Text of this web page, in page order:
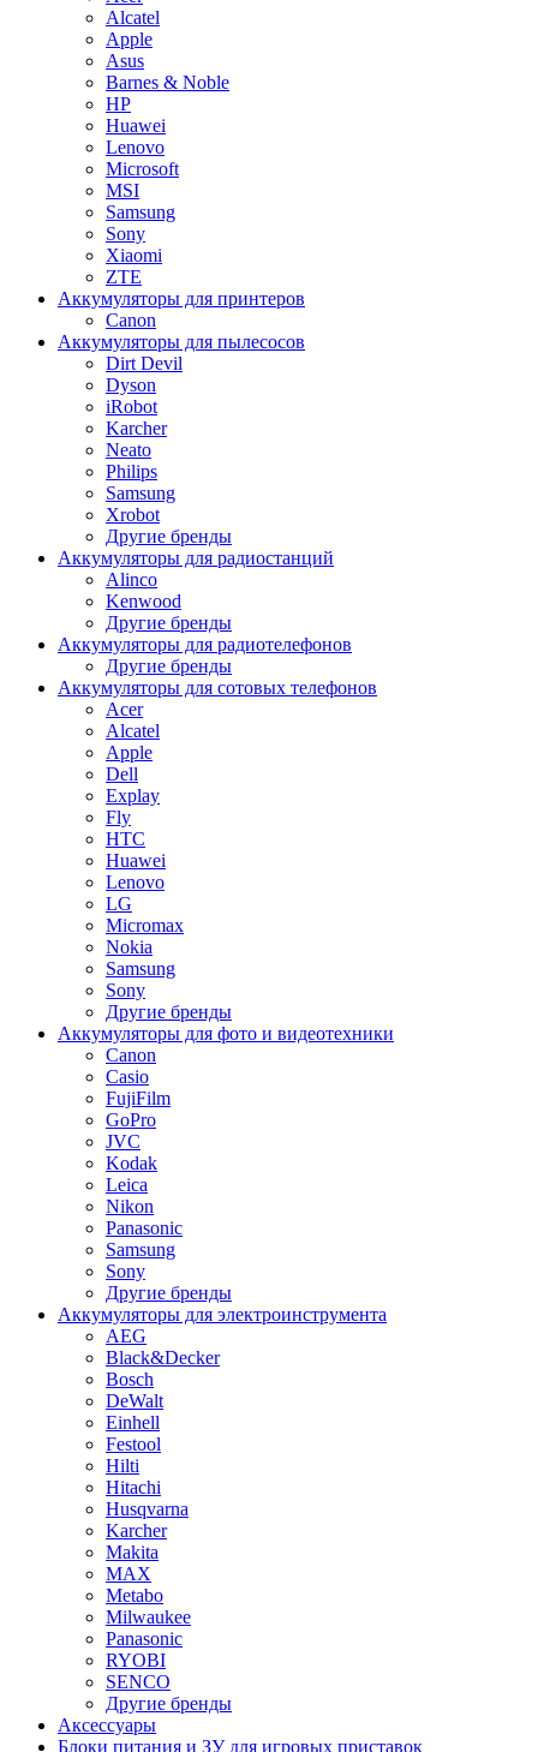
Alcatel
Apple
Asus
Barnes & Noble
HP
Huawei
Lenovo
Microsoft
MSI
Samsung
Sony
Xiaomi
ZTE
Аккумуляторы для принтеров
Canon
Аккумуляторы для пылесосов
Dirt Devil
Dyson
iRobot
Karcher
Neato
Philips
Samsung
Xrobot
Другие бренды
Аккумуляторы для радиостанций
Alinco
Kenwood
Другие бренды
Аккумуляторы для радиотелефонов
Другие бренды
Аккумуляторы для сотовых телефонов
Acer
Alcatel
Apple
Dell
Explay
Fly
HTC
Huawei
Lenovo
LG
Micromax
Nokia
Samsung
Sony
Другие бренды
Аккумуляторы для фото и видеотехники
Canon
Casio
FujiFilm
GoPro
JVC
Kodak
Leica
Nikon
Panasonic
Samsung
Sony
Другие бренды
Аккумуляторы для электроинструмента
AEG
Black&Decker
Bosch
DeWalt
Einhell
Festool
Hilti
Hitachi
Husqvarna
Karcher
Makita
MAX
Metabo
Milwaukee
Panasonic
RYOBI
SENCO
Другие бренды
Аксессуары
Блоки питания и ЗУ для игровых приставок